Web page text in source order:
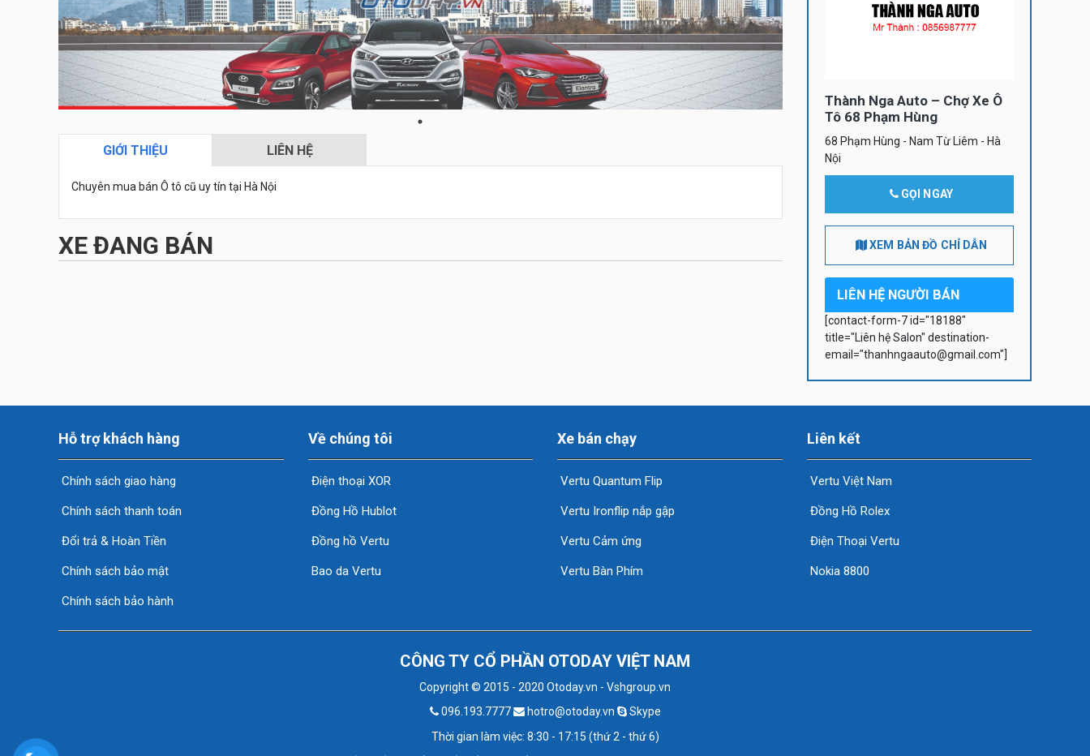
GIỚI THIỆU LIÊN HỆ
Chuyên mua bán Ô tô cũ uy tín tại Hà Nội
XE ĐANG BÁN
Thành Nga Auto – Chợ Xe Ô
Tô 68 Phạm Hùng
68 Phạm Hùng - Nam Từ Liêm - Hà
Nội
GỌI NGAY
XEM BẢN ĐỒ CHỈ DẪN
LIÊN HỆ NGƯỜI BÁN
[contact-form-7 id="18188"
title="Liên hệ Salon" destination-
email="thanhngaauto@gmail.com"]
Hỗ trợ khách hàng
Chính sách giao hàng
Chính sách thanh toán
Đổi trả & Hoàn Tiền
Chính sách bảo mật
Chính sách bảo hành
Về chúng tôi
Điện thoại XOR
Đồng Hồ Hublot
Đồng hồ Vertu
Bao da Vertu
Xe bán chạy
Vertu Quantum Flip
Vertu Ironflip nắp gập
Vertu Cảm ứng
Vertu Bàn Phím
Liên kết
Vertu Việt Nam
Đồng Hồ Rolex
Điện Thoại Vertu
Nokia 8800
CÔNG TY CỔ PHẦN OTODAY VIỆT NAM
Copyright © 2015 - 2020 Otoday.vn - Vshgroup.vn
096.193.7777
hotro@otoday.vn
Skype
Thời gian làm việc: 8:30 - 17:15 (thứ 2 - thứ 6)